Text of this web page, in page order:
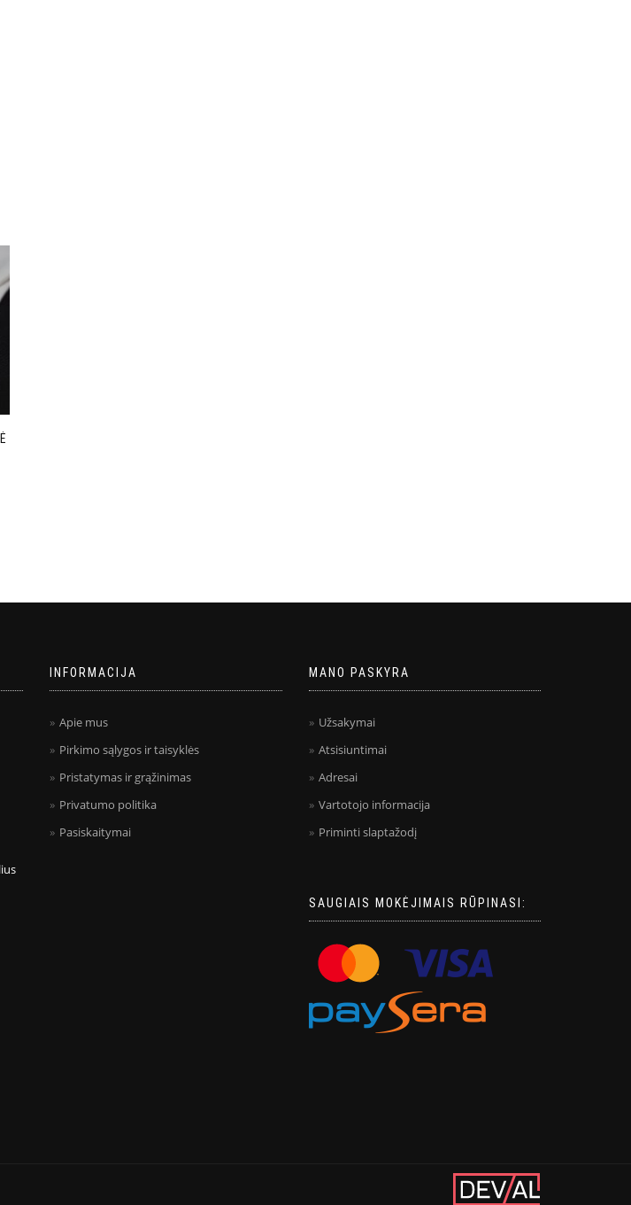
INFORMACIJA
Apie mus
Pirkimo sąlygos ir taisyklės
Pristatymas ir grąžinimas
Privatumo politika
Pasiskaitymai
MANO PASKYRA
Užsakymai
Atsisiuntimai
Adresai
Vartotojo informacija
Priminti slaptažodį
SAUGIAIS MOKĖJIMAIS RŪPINASI: